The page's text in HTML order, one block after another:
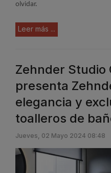
olvidar.
Leer más ...
Zehnder Studio
presenta
elegancia y
toalleros de
Jueves, 02 Mayo 2024 08:48